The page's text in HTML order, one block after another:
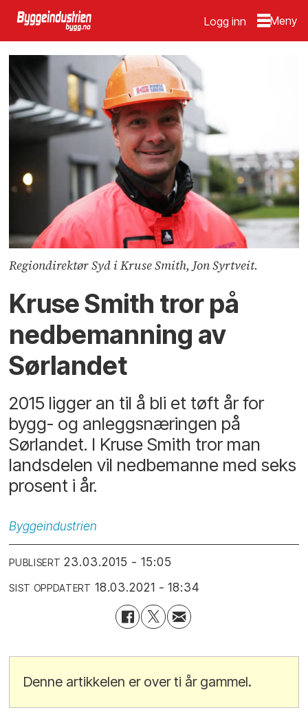
Logg inn
Regiondirektør Syd i Kruse Smith, Jon Syrtveit.
Kruse Smith tror på
nedbemanning av
Sørlandet
2015 ligger an til å bli et tøft år for
bygg- og anleggsnæringen på
Sørlandet. I Kruse Smith tror man
landsdelen vil nedbemanne med seks
prosent i år.
Byggeindustrien
PUBLISERT 23.03.2015 - 15:05
SIST OPPDATERT 18.03.2021 - 18:34
Denne artikkelen er over ti år gammel.